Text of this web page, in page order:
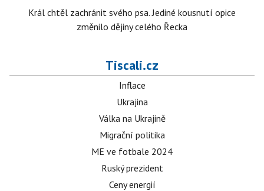
Král chtěl zachránit svého psa. Jediné kousnutí opice
změnilo dějiny celého Řecka
Tiscali.cz
Inflace
Ukrajina
Válka na Ukrajině
Migrační politika
ME ve fotbale 2024
Ruský prezident
Ceny energií